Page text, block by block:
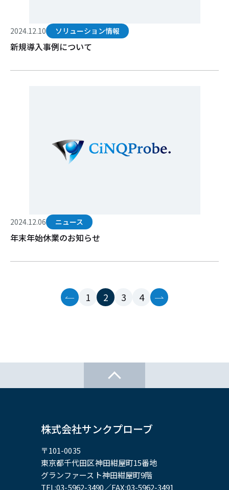
2024.12.10 ソリューション情報
新規導入事例について
2024.12.06 ニュース
年末年始休業のお知らせ
1 2 3 4
株式会社サンクプローブ
〒101-0035
東京都千代田区神田紺屋町15番地
グランファースト神田紺屋町9階
TEL:03-5962-3490／FAX:03-5962-3491